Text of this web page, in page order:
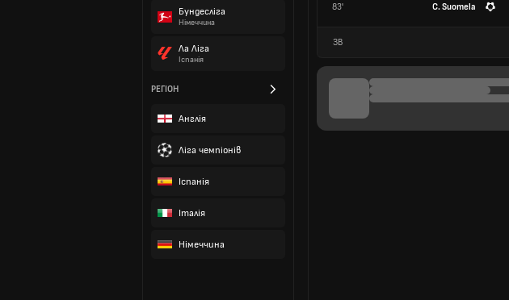
Бундесліга
Німеччина
Ла Ліга
Іспанія
РЕГІОН
Англія
Ліга чемпіонів
Іспанія
Італія
Німеччина
83' C. Suomela
ЗВ